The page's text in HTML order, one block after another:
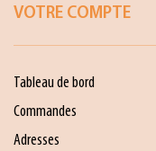
VOTRE COMPTE
Tableau de bord
Commandes
Adresses